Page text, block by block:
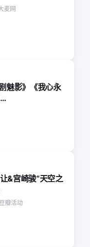
麦网
魅影》《我心永
&宫崎骏“天空之
豆瓣活动